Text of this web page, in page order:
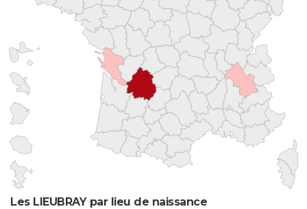
Les LIEUBRAY par lieu de naissance